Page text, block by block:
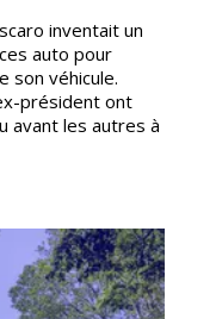
inventait un
auto pour
son véhicule.
président ont
avant les autres à